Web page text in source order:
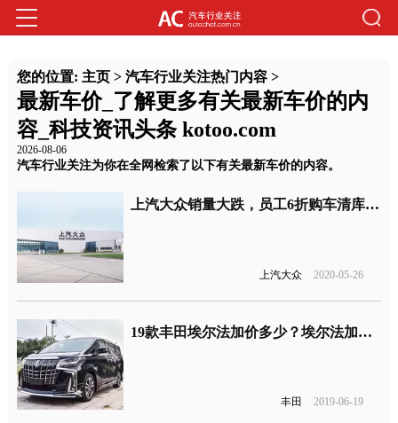
您的位置: 主页> 汽车行业关注热门内容>
最新车价_了解更多有关最新车价的内
容_科技资讯头条 kotoo.com
2026-08-06
汽车行业关注为你在全网检索了以下有关最新车价的内容。
上汽大众销量大跌，员工6折购车清库存？
上汽大众 2020-05-26
19款丰田埃尔法加价多少？埃尔法加价背后的真相
丰田 2019-06-19